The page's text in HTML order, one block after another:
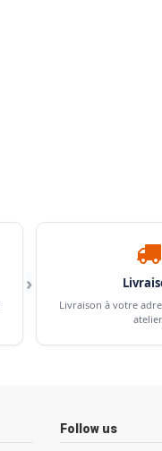
›
Livraison à votre
atelier.
Follow us